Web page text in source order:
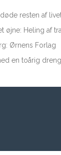
resten af
øjne: Heling
Ørnens Forlag
en toårig